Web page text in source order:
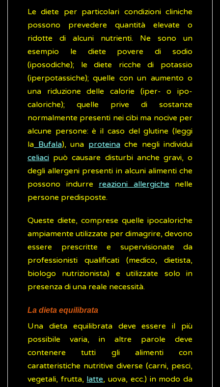
Le diete per particolari condizioni cliniche
possono prevedere quantità elevate o
ridotte di alcuni nutrienti. Ne sono un
esempio le diete povere di sodio
(iposodiche); le diete ricche di potassio
(iperpotassiche); quelle con un aumento o
una riduzione delle calorie (iper- o ipo-
caloriche); quelle prive di sostanze
normalmente presenti nei cibi ma nocive per
alcune persone: è il caso del glutine (leggi
la Bufala), una proteinache negli individui
celiaci può causare disturbi anche gravi, o
degli allergeni presenti in alcuni alimenti che
possono indurre reazioni allergiche nelle
persone predisposte.
Queste diete, comprese quelle ipocaloriche
ampiamente utilizzate per dimagrire, devono
essere prescritte e supervisionate da
professionisti qualificati (medico, dietista,
biologo nutrizionista) e utilizzate solo in
presenza di una reale necessità.
La dieta equilibrata
Una dieta equilibrata deve essere il più
possibile varia, in altre parole deve
contenere tutti gli alimenti con
caratteristiche nutritive diverse (carni, pesci,
vegetali, frutta, latte, uova, ecc.) in modo da